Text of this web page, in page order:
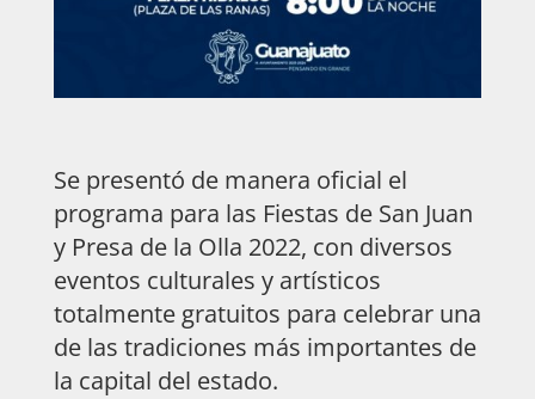
Se presentó de manera oficial el
programa para las Fiestas de San Juan
y Presa de la Olla 2022, con diversos
eventos culturales y artísticos
totalmente gratuitos para celebrar una
de las tradiciones más importantes de
la capital del estado.